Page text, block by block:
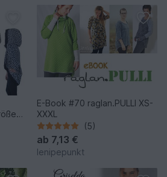
E-Book #70 raglan.PULLI XS-
XXXL
(5)
ab 7,13 €
lenipepunkt